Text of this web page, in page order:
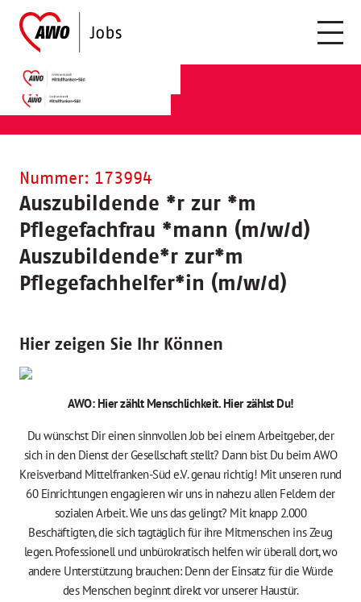
Nummer: 173994
Auszubildende *r zur *m
Pflegefachfrau *mann (m/w/d)
Auszubildende*r zur*m
Pflegefachhelfer*in (m/w/d)
Hier zeigen Sie Ihr Können
AWO: Hier zählt Menschlichkeit. Hier zählst Du!
Du wünschst Dir einen sinnvollen Job bei einem Arbeitgeber, der
sich in den Dienst der Gesellschaft stellt? Dann bist Du beim AWO
Kreisverband Mittelfranken-Süd e.V. genau richtig! Mit unseren rund
60 Einrichtungen engagieren wir uns in nahezu allen Feldern der
sozialen Arbeit. Wie uns das gelingt? Mit knapp 2.000
Beschäftigten, die sich tagtäglich für ihre Mitmenschen ins Zeug
legen. Professionell und unbürokratisch helfen wir überall dort, wo
andere Unterstützung brauchen: Denn der Einsatz für die Würde
des Menschen beginnt direkt vor unserer Haustür.